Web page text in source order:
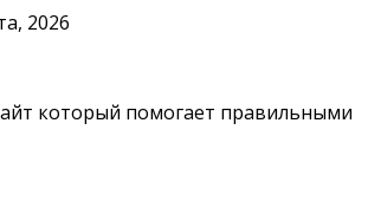
2026
который помогает правильными